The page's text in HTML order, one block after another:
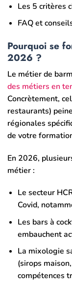
Les 5 critères
FAQ et
Pourquoi se
2026 ?
Le métier de
des métiers en
Concrètement,
restaurants)
régionales
de votre
En 2026,
métier :
Le secteur
Covid,
Les bars à
embauchent
La mixologie
(sirops
compétences